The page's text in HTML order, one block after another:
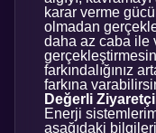
karar verme
olmadan
daha az caba ile
farkındalığınız
farkına
Değerli
Enerji
aşağıdaki